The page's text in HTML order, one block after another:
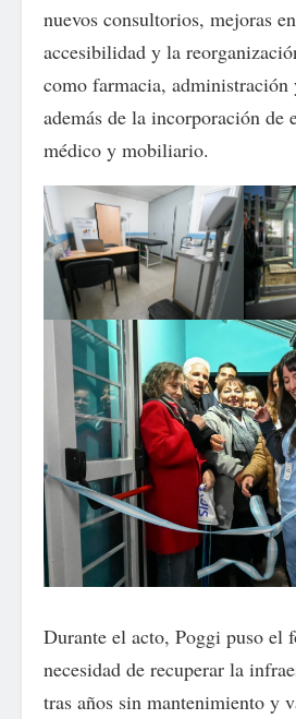
nuevos consultorios, mejoras
accesibilidad y la
como farmacia, administración
además de la incorporación de
médico y mobiliario.
Durante el acto, Poggi puso el
necesidad de recuperar la
tras años sin mantenimiento y